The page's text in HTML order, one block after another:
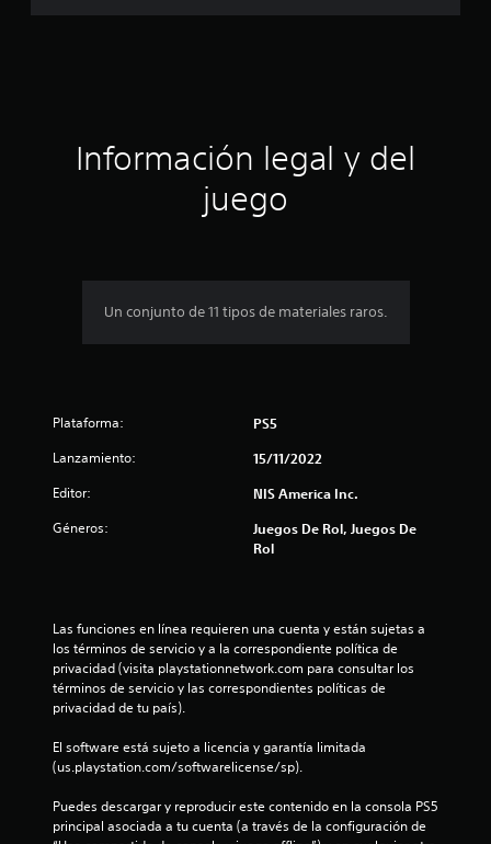
f
a
o
e
Información legal y del
juego
Un conjunto de 11 tipos de materiales raros.
Plataforma: PS5
Lanzamiento: 15/11/2022
Editor: NIS America Inc.
Géneros:
Juegos De Rol, Juegos De
Rol
Las funciones en línea requieren una cuenta y están sujetas a
los términos de servicio y a la correspondiente política de
privacidad (visita playstationnetwork.com para consultar los
términos de servicio y las correspondientes políticas de
privacidad de tu país).
El software está sujeto a licencia y garantía limitada
(us.playstation.com/softwarelicense/sp).
Puedes descargar y reproducir este contenido en la consola PS5
principal asociada a tu cuenta (a través de la configuración de